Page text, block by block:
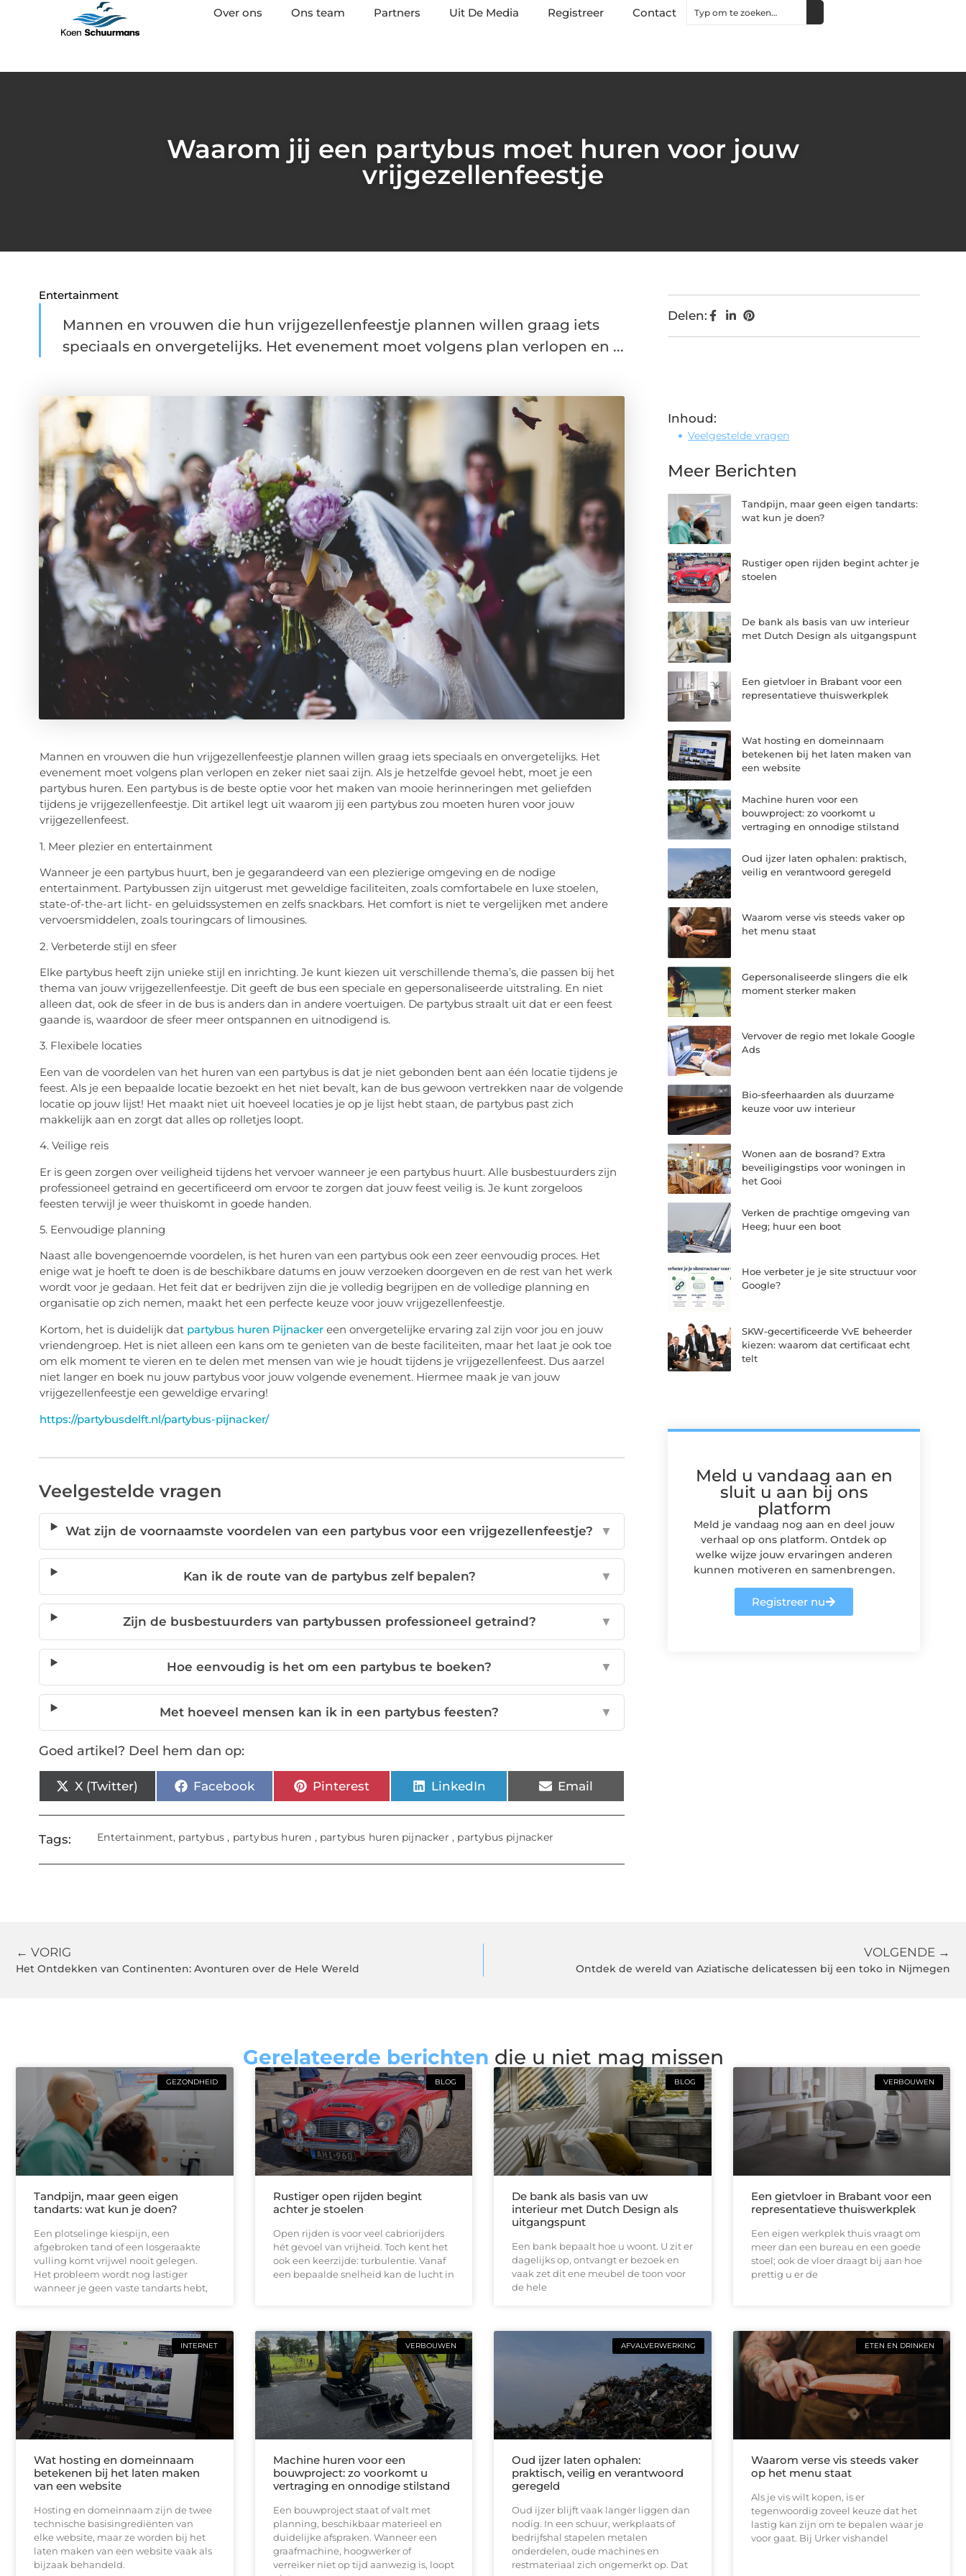
Over ons Ons team Partners Uit De Media Registreer Contact
Waarom jij een partybus moet huren voor jouw
vrijgezellenfeestje
Entertainment
Mannen en vrouwen die hun vrijgezellenfeestje plannen willen graag iets
speciaals en onvergetelijks. Het evenement moet volgens plan verlopen en ...
Mannen en vrouwen die hun vrijgezellenfeestje plannen willen graag iets speciaals en onvergetelijks. Het
evenement moet volgens plan verlopen en zeker niet saai zijn. Als je hetzelfde gevoel hebt, moet je een
partybus huren. Een partybus is de beste optie voor het maken van mooie herinneringen met geliefden
tijdens je vrijgezellenfeestje. Dit artikel legt uit waarom jij een partybus zou moeten huren voor jouw
vrijgezellenfeest.
1. Meer plezier en entertainment
Wanneer je een partybus huurt, ben je gegarandeerd van een plezierige omgeving en de nodige
entertainment. Partybussen zijn uitgerust met geweldige faciliteiten, zoals comfortabele en luxe stoelen,
state-of-the-art licht- en geluidssystemen en zelfs snackbars. Het comfort is niet te vergelijken met andere
vervoersmiddelen, zoals touringcars of limousines.
2. Verbeterde stijl en sfeer
Elke partybus heeft zijn unieke stijl en inrichting. Je kunt kiezen uit verschillende thema’s, die passen bij het
thema van jouw vrijgezellenfeestje. Dit geeft de bus een speciale en gepersonaliseerde uitstraling. En niet
alleen dat, ook de sfeer in de bus is anders dan in andere voertuigen. De partybus straalt uit dat er een feest
gaande is, waardoor de sfeer meer ontspannen en uitnodigend is.
3. Flexibele locaties
Een van de voordelen van het huren van een partybus is dat je niet gebonden bent aan één locatie tijdens je
feest. Als je een bepaalde locatie bezoekt en het niet bevalt, kan de bus gewoon vertrekken naar de volgende
locatie op jouw lijst! Het maakt niet uit hoeveel locaties je op je lijst hebt staan, de partybus past zich
makkelijk aan en zorgt dat alles op rolletjes loopt.
4. Veilige reis
Er is geen zorgen over veiligheid tijdens het vervoer wanneer je een partybus huurt. Alle busbestuurders zijn
professioneel getraind en gecertificeerd om ervoor te zorgen dat jouw feest veilig is. Je kunt zorgeloos
feesten terwijl je weer thuiskomt in goede handen.
5. Eenvoudige planning
Naast alle bovengenoemde voordelen, is het huren van een partybus ook een zeer eenvoudig proces. Het
enige wat je hoeft te doen is de beschikbare datums en jouw verzoeken doorgeven en de rest van het werk
wordt voor je gedaan. Het feit dat er bedrijven zijn die je volledig begrijpen en de volledige planning en
organisatie op zich nemen, maakt het een perfecte keuze voor jouw vrijgezellenfeestje.
Kortom, het is duidelijk dat partybus huren Pijnacker een onvergetelijke ervaring zal zijn voor jou en jouw
vriendengroep. Het is niet alleen een kans om te genieten van de beste faciliteiten, maar het laat je ook toe
om elk moment te vieren en te delen met mensen van wie je houdt tijdens je vrijgezellenfeest. Dus aarzel
niet langer en boek nu jouw partybus voor jouw volgende evenement. Hiermee maak je van jouw
vrijgezellenfeestje een geweldige ervaring!
https://partybusdelft.nl/partybus-pijnacker/
Veelgestelde vragen
Wat zijn de voornaamste voordelen van een partybus voor een vrijgezellenfeestje? ▼
Kan ik de route van de partybus zelf bepalen? ▼
Zijn de busbestuurders van partybussen professioneel getraind? ▼
Hoe eenvoudig is het om een partybus te boeken? ▼
Met hoeveel mensen kan ik in een partybus feesten? ▼
Goed artikel? Deel hem dan op:
X (Twitter) Facebook Pinterest LinkedIn Email
Tags: Entertainment, partybus, partybus huren , partybus huren pijnacker , partybus pijnacker
Delen:
Inhoud:
Veelgestelde vragen
Meer Berichten
Tandpijn, maar geen eigen tandarts:
wat kun je doen?
Rustiger open rijden begint achter je
stoelen
De bank als basis van uw interieur
met Dutch Design als uitgangspunt
Een gietvloer in Brabant voor een
representatieve thuiswerkplek
Wat hosting en domeinnaam
betekenen bij het laten maken van
een website
Machine huren voor een
bouwproject: zo voorkomt u
vertraging en onnodige stilstand
Oud ijzer laten ophalen: praktisch,
veilig en verantwoord geregeld
Waarom verse vis steeds vaker op
het menu staat
Gepersonaliseerde slingers die elk
moment sterker maken
Vervover de regio met lokale Google
Ads
Bio-sfeerhaarden als duurzame
keuze voor uw interieur
Wonen aan de bosrand? Extra
beveiligingstips voor woningen in
het Gooi
Verken de prachtige omgeving van
Heeg; huur een boot
Hoe verbeter je je site structuur voor
Google?
SKW-gecertificeerde VvE beheerder
kiezen: waarom dat certificaat echt
telt
Meld u vandaag aan en
sluit u aan bij ons
platform
Meld je vandaag nog aan en deel jouw
verhaal op ons platform. Ontdek op
welke wijze jouw ervaringen anderen
kunnen motiveren en samenbrengen.
Registreer nu
← VORIG
Het Ontdekken van Continenten: Avonturen over de Hele Wereld
VOLGENDE →
Ontdek de wereld van Aziatische delicatessen bij een toko in Nijmegen
Gerelateerde berichten die u niet mag missen
GEZONDHEID
Tandpijn, maar geen eigen
tandarts: wat kun je doen?
Een plotselinge kiespijn, een
afgebroken tand of een losgeraakte
vulling komt vrijwel nooit gelegen.
Het probleem wordt nog lastiger
wanneer je geen vaste tandarts hebt,
BLOG
Rustiger open rijden begint
achter je stoelen
Open rijden is voor veel cabriorijders
hét gevoel van vrijheid. Toch kent het
ook een keerzijde: turbulentie. Vanaf
een bepaalde snelheid kan de lucht in
BLOG
De bank als basis van uw
interieur met Dutch Design als
uitgangspunt
Een bank bepaalt hoe u woont. U zit er
dagelijks op, ontvangt er bezoek en
vaak zet dit ene meubel de toon voor
de hele
VERBOUWEN
Een gietvloer in Brabant voor een
representatieve thuiswerkplek
Een eigen werkplek thuis vraagt om
meer dan een bureau en een goede
stoel; ook de vloer draagt bij aan hoe
prettig u er de
INTERNET
Wat hosting en domeinnaam
betekenen bij het laten maken
van een website
Hosting en domeinnaam zijn de twee
technische basisingrediënten van
elke website, maar ze worden bij het
laten maken van een website vaak als
bijzaak behandeld.
VERBOUWEN
Machine huren voor een
bouwproject: zo voorkomt u
vertraging en onnodige stilstand
Een bouwproject staat of valt met
planning, beschikbaar materieel en
duidelijke afspraken. Wanneer een
graafmachine, hoogwerker of
verreiker niet op tijd aanwezig is, loopt
AFVALVERWERKING
Oud ijzer laten ophalen:
praktisch, veilig en verantwoord
geregeld
Oud ijzer blijft vaak langer liggen dan
nodig. In een schuur, werkplaats of
bedrijfshal stapelen metalen
onderdelen, oude machines en
restmateriaal zich ongemerkt op. Dat
ETEN EN DRINKEN
Waarom verse vis steeds vaker
op het menu staat
Als je vis wilt kopen, is er
tegenwoordig zoveel keuze dat het
lastig kan zijn om te bepalen waar je
voor gaat. Bij Urker vishandel